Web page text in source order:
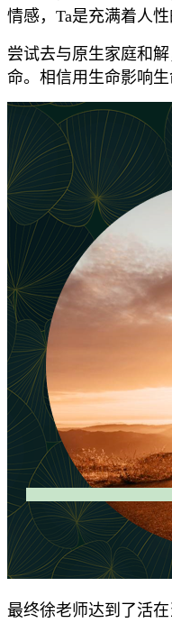
情感，Ta是充满着人性
尝试去与原生家庭和
命。相信用生命影响生
最终徐老师达到了活